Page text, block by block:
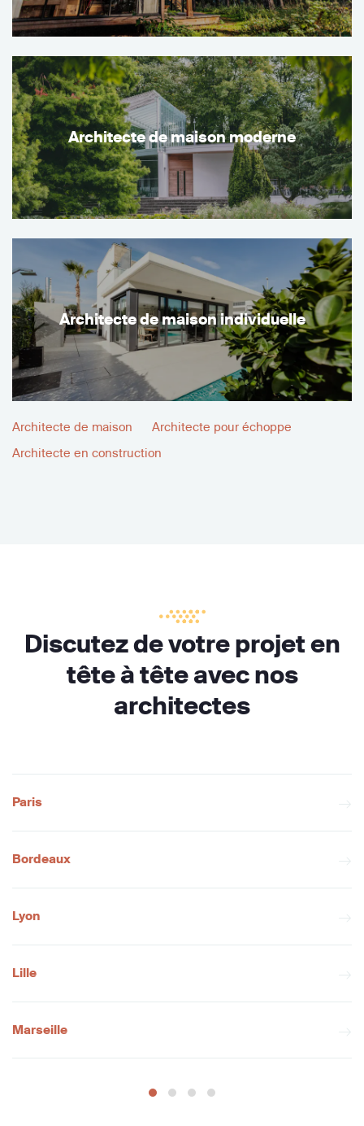
Architecte de maison moderne
Architecte de maison individuelle
Architecte de maison
Architecte pour échoppe
Architecte en construction
Discutez de votre projet en
tête à tête avec nos
architectes
Paris
Bordeaux
Lyon
Lille
Marseille